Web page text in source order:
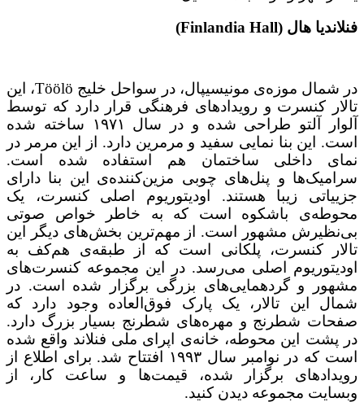
فنلاندیا هال (Finlandia Hall)
در شمال موزه‌ی مونیسیپال، در سواحل خلیج Töölö، این
تالار کنسرت و رویدادهای فرهنگی قرار دارد که توسط
آلوار آلتو طراحی شده و در سال ۱۹۷۱ ساخته شده
است. این بنا نمایی سفید و مرمرین دارد. از این مرمر در
نمای داخلی ساختمان هم استفاده شده است.
سرامیک‌ها و پنل‌های چوبی مزین‌کننده‌‌ی این بنا دارای
جزییاتی زیبا هستند. اودیتوریوم اصلی کنسرت، یک
محوطه‌ی باشکوه است که به خاطر خواص صوتی
بی‌نظیرش مشهور است. از مهم‌ترین بخش‌های دیگر این
تالار کنسرت، پلکانی است که از طبقه‌ی هم‌کف به
اودیتوریوم اصلی می‌رسد. در این مجموعه کنسرت‌های
مشهور و گردهمایی‌های بزرگی برگزار شده است. در
شمال این تالار، یک پارک فوق‌العاده وجود دارد که
صفحات شطرنج و مهره‌های شطرنج بسیار بزرگ دارد.
در پشت این محوطه، خانه‌ی اپرای ملی فنلاند واقع شده
است که در نوامبر سال ۱۹۹۳ افتتاح شد. برای اطلاع از
رویدادهای برگزار شده، قیمت‌ها و ساعت کار، از
و‌بسایت مجموعه دیدن کنید.